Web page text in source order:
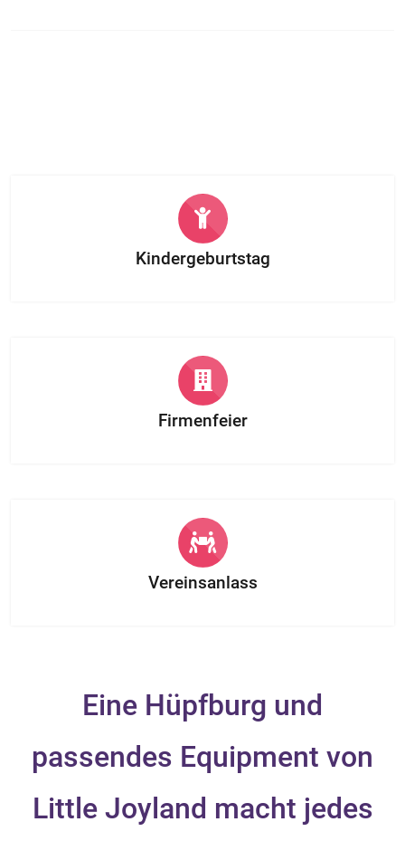
Kindergeburtstag
Firmenfeier
Vereinsanlass
Eine Hüpfburg und
passendes Equipment von
Little Joyland macht jedes